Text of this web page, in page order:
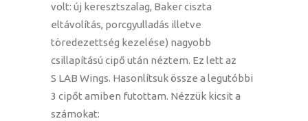
volt: új keresztszalag, Baker ciszta
eltávolítás, porcgyulladás illetve
töredezettség kezelése) nagyobb
csillapítású cipő után néztem. Ez lett az
S LAB Wings. Hasonlítsuk össze a legutóbbi
3 cipőt amiben futottam. Nézzük kicsit a
számokat: